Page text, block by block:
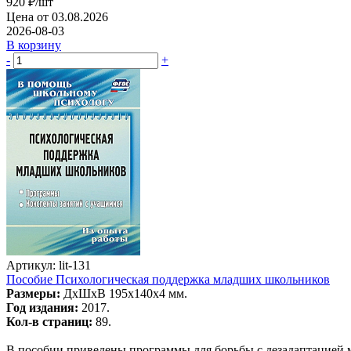
Цена от 03.08.2026
2026-08-03
В корзину
-
+
Артикул: lit-131
Пособие Психологическая поддержка младших школьников
Размеры: ДхШхВ 195х140х4 мм.
Год издания: 2017.
Кол-в страниц: 89.